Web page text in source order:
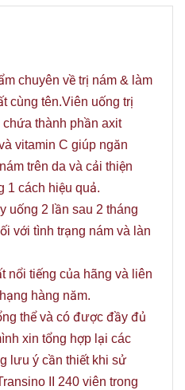
chuyên về trị nám & làm
cùng tên.Viên uống trị
thành phần axit
vitamin C giúp ngăn
trên da và cải thiện
1 cách hiệu quả.
uống 2 lần sau 2 tháng
với tình trạng nám và làn
nổi tiếng của hãng và liên
hàng năm.
thể và có được đầy đủ
xin tổng hợp lại các
lưu ý cần thiết khi sử
II 240 viên trong